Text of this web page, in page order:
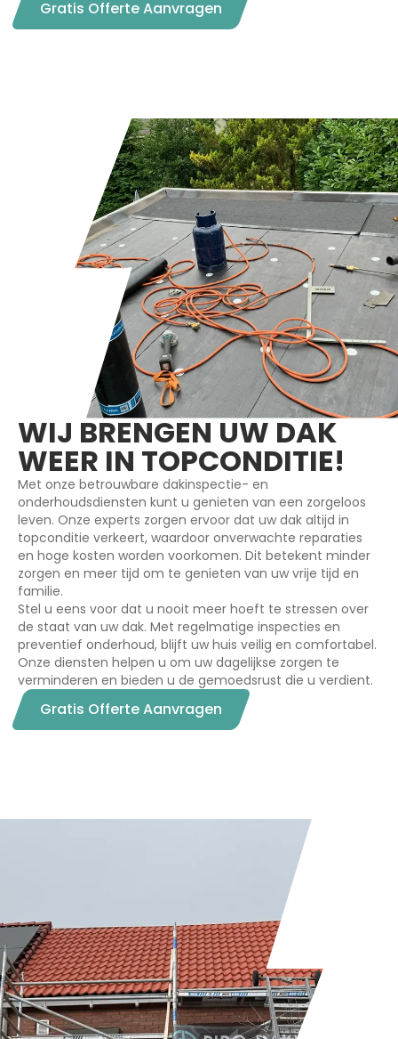
Gratis Offerte Aanvragen
WIJ BRENGEN UW DAK
WEER IN TOPCONDITIE!
Met onze betrouwbare dakinspectie- en
onderhoudsdiensten kunt u genieten van een zorgeloos
leven. Onze experts zorgen ervoor dat uw dak altijd in
topconditie verkeert, waardoor onverwachte reparaties
en hoge kosten worden voorkomen. Dit betekent minder
zorgen en meer tijd om te genieten van uw vrije tijd en
familie.
Stel u eens voor dat u nooit meer hoeft te stressen over
de staat van uw dak. Met regelmatige inspecties en
preventief onderhoud, blijft uw huis veilig en comfortabel.
Onze diensten helpen u om uw dagelijkse zorgen te
verminderen en bieden u de gemoedsrust die u verdient.
Gratis Offerte Aanvragen